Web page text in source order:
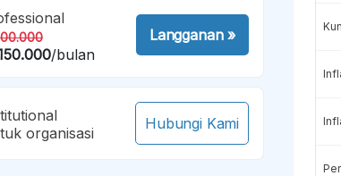
/bulan
Langganan»
organisasi
Hubungi Kami